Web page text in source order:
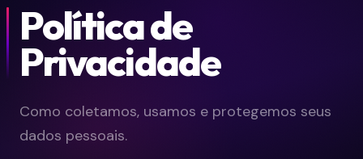
Política de
Privacidade
Como coletamos, usamos e protegemos seus
dados pessoais.